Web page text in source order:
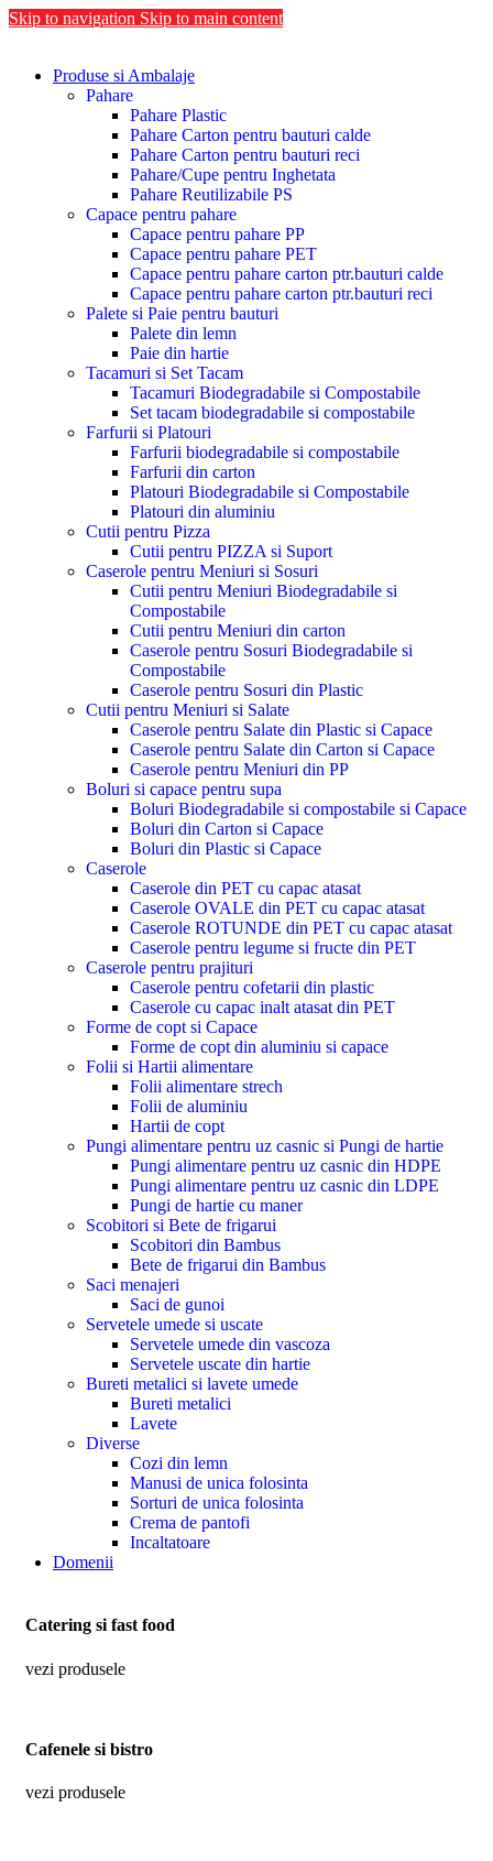
Skip to navigation Skip to main content
Produse si Ambalaje
Pahare
Pahare Plastic
Pahare Carton pentru bauturi calde
Pahare Carton pentru bauturi reci
Pahare/Cupe pentru Inghetata
Pahare Reutilizabile PS
Capace pentru pahare
Capace pentru pahare PP
Capace pentru pahare PET
Capace pentru pahare carton ptr.bauturi calde
Capace pentru pahare carton ptr.bauturi reci
Palete si Paie pentru bauturi
Palete din lemn
Paie din hartie
Tacamuri si Set Tacam
Tacamuri Biodegradabile si Compostabile
Set tacam biodegradabile si compostabile
Farfurii si Platouri
Farfurii biodegradabile si compostabile
Farfurii din carton
Platouri Biodegradabile si Compostabile
Platouri din aluminiu
Cutii pentru Pizza
Cutii pentru PIZZA si Suport
Caserole pentru Meniuri si Sosuri
Cutii pentru Meniuri Biodegradabile si
Compostabile
Cutii pentru Meniuri din carton
Caserole pentru Sosuri Biodegradabile si
Compostabile
Caserole pentru Sosuri din Plastic
Cutii pentru Meniuri si Salate
Caserole pentru Salate din Plastic si Capace
Caserole pentru Salate din Carton si Capace
Caserole pentru Meniuri din PP
Boluri si capace pentru supa
Boluri Biodegradabile si compostabile si Capace
Boluri din Carton si Capace
Boluri din Plastic si Capace
Caserole
Caserole din PET cu capac atasat
Caserole OVALE din PET cu capac atasat
Caserole ROTUNDE din PET cu capac atasat
Caserole pentru legume si fructe din PET
Caserole pentru prajituri
Caserole pentru cofetarii din plastic
Caserole cu capac inalt atasat din PET
Forme de copt si Capace
Forme de copt din aluminiu si capace
Folii si Hartii alimentare
Folii alimentare strech
Folii de aluminiu
Hartii de copt
Pungi alimentare pentru uz casnic si Pungi de hartie
Pungi alimentare pentru uz casnic din HDPE
Pungi alimentare pentru uz casnic din LDPE
Pungi de hartie cu maner
Scobitori si Bete de frigarui
Scobitori din Bambus
Bete de frigarui din Bambus
Saci menajeri
Saci de gunoi
Servetele umede si uscate
Servetele umede din vascoza
Servetele uscate din hartie
Bureti metalici si lavete umede
Bureti metalici
Lavete
Diverse
Cozi din lemn
Manusi de unica folosinta
Sorturi de unica folosinta
Crema de pantofi
Incaltatoare
Domenii
Catering si fast food
vezi produsele
Cafenele si bistro
vezi produsele